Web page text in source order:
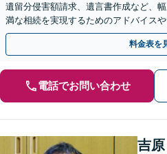
遺留分侵害額請求、遺言書作成など、
満な相続を実現するためのアドバイス
ぜひご相談ください。【電話相談可】
料金表を
電話でお問い合わせ
吉